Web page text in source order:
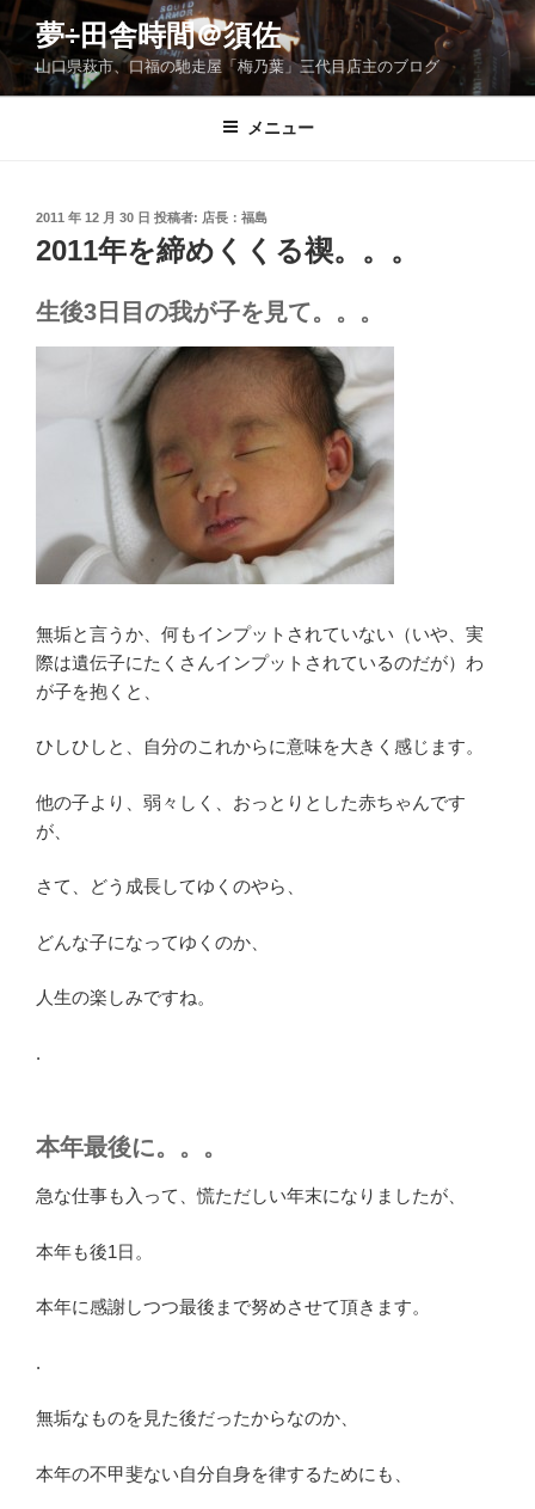
コ
ン
テ
ン
夢÷田舎時間＠須佐
山口県萩市、口福の馳走屋「梅乃葉」三代目店主のブログ
メニュー
投
稿
日:
2011 年 12 月 30 日 投稿者: 店長：福島
2011年を締めくくる禊。。。
生後3日目の我が子を見て。。。
無垢と言うか、何もインプットされていない（いや、実
際は遺伝子にたくさんインプットされているのだが）わ
が子を抱くと、
ひしひしと、自分のこれからに意味を大きく感じます。
他の子より、弱々しく、おっとりとした赤ちゃんです
が、
さて、どう成長してゆくのやら、
どんな子になってゆくのか、
人生の楽しみですね。
.
本年最後に。。。
急な仕事も入って、慌ただしい年末になりましたが、
本年も後1日。
本年に感謝しつつ最後まで努めさせて頂きます。
.
無垢なものを見た後だったからなのか、
本年の不甲斐ない自分自身を律するためにも、